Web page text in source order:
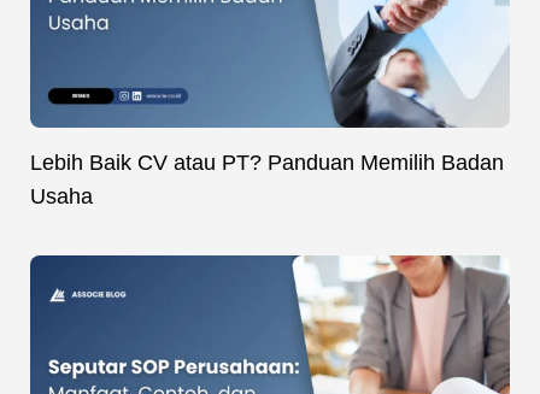
Lebih Baik CV atau PT? Panduan Memilih Badan
Usaha